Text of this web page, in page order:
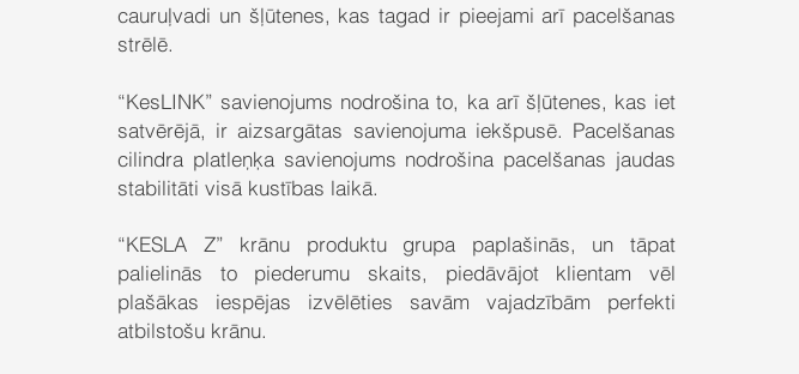
cauruļvadi un šļūtenes, kas tagad ir pieejami arī pacelšanas
strēlē.
“KesLINK” savienojums nodrošina to, ka arī šļūtenes, kas iet
satvērējā, ir aizsargātas savienojuma iekšpusē. Pacelšanas
cilindra platleņķa savienojums nodrošina pacelšanas jaudas
stabilitāti visā kustības laikā.
“KESLA Z” krānu produktu grupa paplašinās, un tāpat
palielinās to piederumu skaits, piedāvājot klientam vēl
plašākas iespējas izvēlēties savām vajadzībām perfekti
atbilstošu krānu.